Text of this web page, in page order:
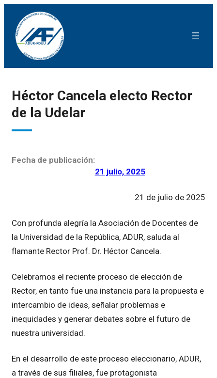
Héctor Cancela electo Rector
de la Udelar
Fecha de publicación:
21 julio, 2025
21 de julio de 2025
Con profunda alegría la Asociación de Docentes de
la Universidad de la República, ADUR, saluda al
flamante Rector Prof. Dr. Héctor Cancela.
Celebramos el reciente proceso de elección de
Rector, en tanto fue una instancia para la propuesta e
intercambio de ideas, señalar problemas e
inequidades y generar debates sobre el futuro de
nuestra universidad.
En el desarrollo de este proceso eleccionario, ADUR,
a través de sus filiales, fue protagonista